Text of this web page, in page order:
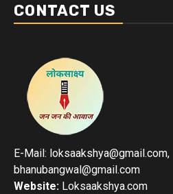
CONTACT US
E-Mail: loksaakshya@gmail.com,
bhanubangwal@gmail.com
Website: Loksaakshya.com